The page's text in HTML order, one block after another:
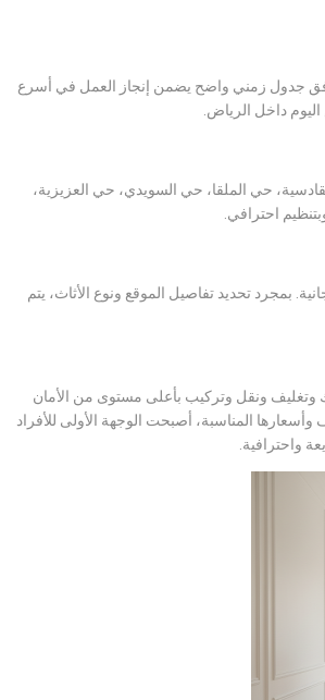
وفق جدول زمني واضح يضمن إنجاز العمل في أسرع
داخل الرياض.
حي الملقا، حي السويدي، حي العزيزية،
احترافي.
بمجرد تحديد تفاصيل الموقع ونوع الأثاث، يتم
ونقل وتركيب بأعلى مستوى من الأمان
المناسبة، أصبحت الوجهة الأولى للأفراد
واحترافية.